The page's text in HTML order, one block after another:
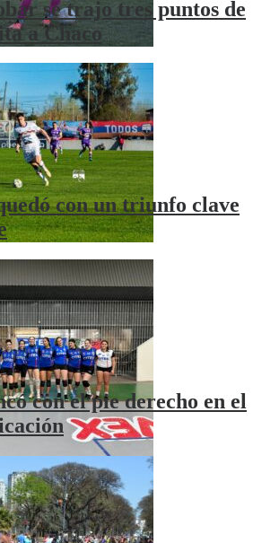
se trajo tres puntos de
a Chaco
con un triunfo clave
con el pie derecho en el